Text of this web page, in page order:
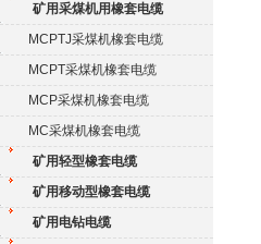
矿用采煤机用橡套电缆
MCPTJ采煤机橡套电缆
MCPT采煤机橡套电缆
MCP采煤机橡套电缆
MC采煤机橡套电缆
矿用轻型橡套电缆
矿用移动型橡套电缆
矿用电钻电缆